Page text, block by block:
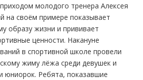
молодого тренера Алексея
на своём примере показывает
образу жизни и прививает
ценности. Накануне
в спортивной школе провели
жиму лёжа среди девушек и
Ребята, показавшие